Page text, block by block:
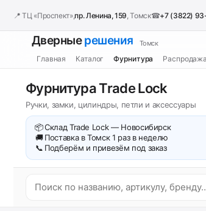
📍 ТЦ «Проспект»,пр. Ленина, 159 , Томск☎+7 (3822)
Дверныерешения Томск
Главная Каталог Фурнитура Распродажа
Фурнитура Trade Lock
Ручки, замки, цилиндры, петли и аксессуары
📦Склад Trade Lock — Новосибирск
🚚 Поставка в Томск 1 раз в неделю
📞 Подберём и привезём под заказ